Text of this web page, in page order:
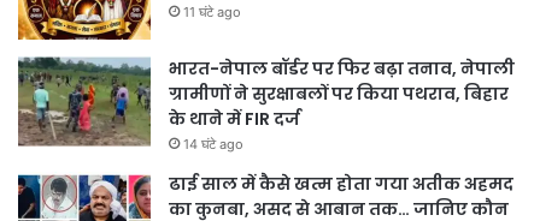
11 घंटे ago
भारत-नेपाल बॉर्डर पर फिर बढ़ा तनाव, नेपाली
ग्रामीणों ने सुरक्षाबलों पर किया पथराव, बिहार
के थाने में FIR दर्ज
14 घंटे ago
ढाई साल में कैसे खत्म होता गया अतीक अहमद
का कुनबा, असद से आबान तक… जानिए कौन